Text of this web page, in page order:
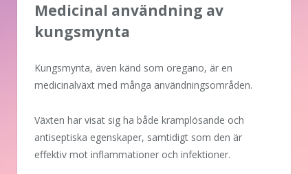
Medicinal användning av
kungsmynta
Kungsmynta, även känd som oregano, är en
medicinalväxt med många användningsområden.
Växten har visat sig ha både kramplösande och
antiseptiska egenskaper, samtidigt som den är
effektiv mot inflammationer och infektioner.